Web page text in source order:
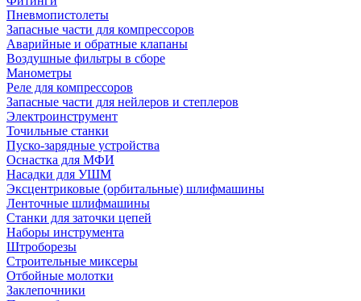
Пневмопистолеты
Запасные части для компрессоров
Аварийные и обратные клапаны
Воздушные фильтры в сборе
Манометры
Реле для компрессоров
Запасные части для нейлеров и степлеров
Электроинструмент
Точильные станки
Пуско-зарядные устройства
Оснастка для МФИ
Насадки для УШМ
Эксцентриковые (орбитальные) шлифмашины
Ленточные шлифмашины
Станки для заточки цепей
Наборы инструмента
Штроборезы
Строительные миксеры
Отбойные молотки
Заклепочники